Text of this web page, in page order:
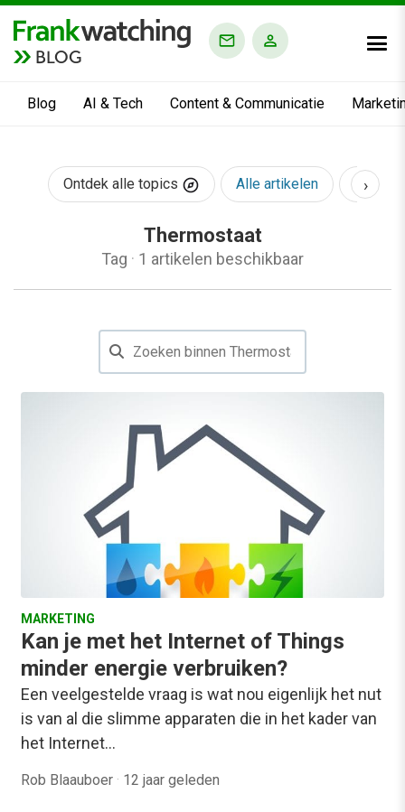
BLOG
Blog AI & Tech Content & Communicatie
Ontdek alle topics Alle artikelen AI &
›
Thermostaat
Tag · 1 artikelen beschikbaar
MARKETING
Kan je met het Internet of Things
minder energie verbruiken?
Een veelgestelde vraag is wat nou eigenlijk het nut
is van al die slimme apparaten die in het kader van
het Internet…
Rob Blaauboer · 12 jaar geleden